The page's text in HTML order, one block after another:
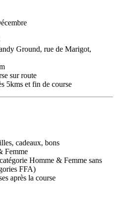
Ground, rue de Marigot,
sur route
5kms et fin de course
cadeaux, bons
Femme
Homme & Femme sans
FFA)
après la course